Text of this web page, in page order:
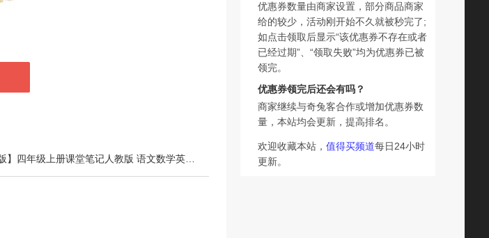
优惠券数量由商家设置，部分商品商家
给的较少，活动刚开始不久就被秒完了;
如点击领取后显示“该优惠券不存在或者
已经过期”、“领取失败”均为优惠券已被
领完。
优惠券领完后还会有吗？
商家继续与奇兔客合作或增加优惠券数
量，本站均会更新，提高排名。
欢迎收藏本站， 值得买频道每日24小时
更新。